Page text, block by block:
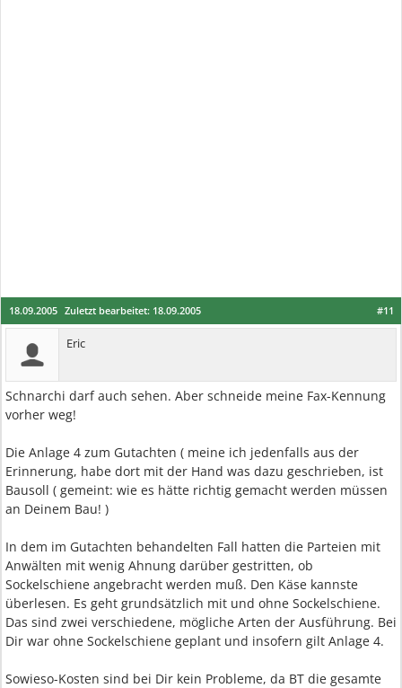
#11
18.09.2005 Zuletzt bearbeitet: 18.09.2005
Eric
Schnarchi darf auch sehen. Aber schneide meine Fax-Kennung
vorher weg!
Die Anlage 4 zum Gutachten ( meine ich jedenfalls aus der
Erinnerung, habe dort mit der Hand was dazu geschrieben, ist
Bausoll ( gemeint: wie es hätte richtig gemacht werden müssen
an Deinem Bau! )
In dem im Gutachten behandelten Fall hatten die Parteien mit
Anwälten mit wenig Ahnung darüber gestritten, ob
Sockelschiene angebracht werden muß. Den Käse kannste
überlesen. Es geht grundsätzlich mit und ohne Sockelschiene.
Das sind zwei verschiedene, mögliche Arten der Ausführung. Bei
Dir war ohne Sockelschiene geplant und insofern gilt Anlage 4.
Sowieso-Kosten sind bei Dir kein Probleme, da BT die gesamte